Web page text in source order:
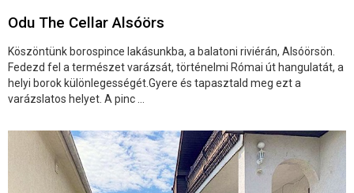
Odu The Cellar Alsóörs
Köszöntünk borospince lakásunkba, a balatoni riviérán, Alsóörsön.
Fedezd fel a természet varázsát, történelmi Római út hangulatát, a
helyi borok különlegességét.Gyere és tapasztald meg ezt a
varázslatos helyet. A pinc ...